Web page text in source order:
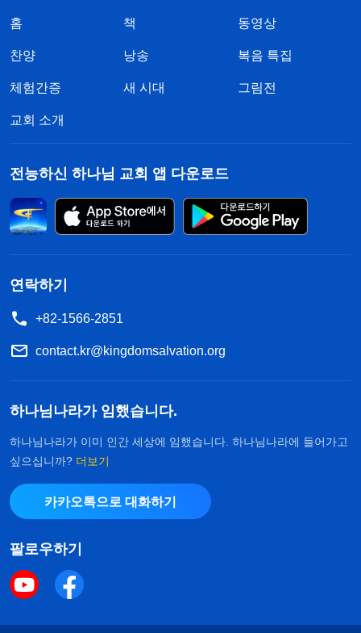
홈 책 동영상
찬양 낭송 복음 특집
체험간증 새 시대 그림전
교회 소개
전능하신 하나님 교회 앱 다운로드
연락하기
+82-1566-2851
contact.kr@kingdomsalvation.org
하나님나라가 임했습니다.
하나님나라가 이미 인간 세상에 임했습니다. 하나님나라에 들어가고
싶으십니까? 더보기
카카오톡으로 대화하기
팔로우하기